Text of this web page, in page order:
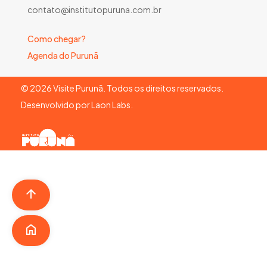
contato@institutopuruna.com.br
Como chegar?
Agenda do Purunã
© 2026Visite Purunã. Todos os direitos reservados.
Desenvolvido porLaon Labs